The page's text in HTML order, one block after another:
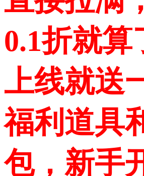
0.1折就算
上线就送
福利道具
包，新手